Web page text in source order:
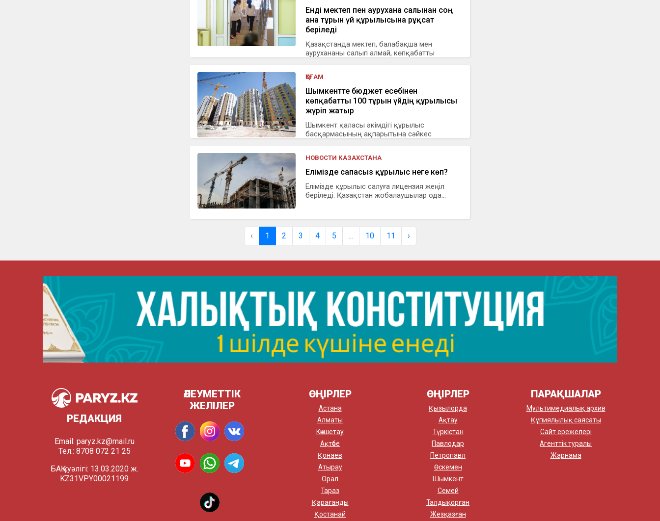
Енді мектеп пен аурухана салынған соң
ғана тұрғын үй құрылысына рұқсат
беріледі
Қазақстанда мектеп, балабақша мен
аурухананы салып алмай, көпқабатты
ҚОҒАМ
Шымкентте бюджет есебінен
көпқабатты 100 тұрғын үйдің құрылысы
жүріп жатыр
Шымкент қаласы әкімдігі құрылыс
басқармасының ақпарытына сәйкес
НОВОСТИ КАЗАХСТАНА
Елімізде сапасыз құрылыс неге көп?
Елімізде құрылыс салуға лицензия жеңіл
беріледі. Қазақстан жобалаушылар ода...
‹ 1 2 3 4 5 ... 10 11 ›
РЕДАКЦИЯ
Email: paryz.kz@mail.ru
Тел.: 8708 072 21 25
БАҚ куәлігі: 13.03.2020 ж.
KZ31VPY00021199
ӘЛЕУМЕТТІК
ЖЕЛІЛЕР
ӨҢІРЛЕР
Астана
Алматы
Көкшетау
Ақтөбе
Қонаев
Атырау
Орал
Тараз
Қарағанды
Қостанай
ӨҢІРЛЕР
Қызылорда
Ақтау
Түркістан
Павлодар
Петропавл
Өскемен
Шымкент
Семей
Талдықорған
Жезқазған
ПАРАҚШАЛАР
Мультимедиалық архив
Құпиялылық саясаты
Сайт ережелері
Агенттік туралы
Жарнама